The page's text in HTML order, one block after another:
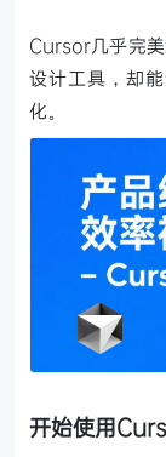
Cursor几乎完
设计工具，却
化。
开始使用